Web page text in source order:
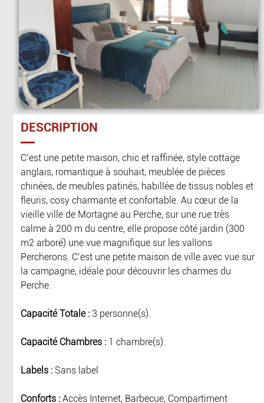
DESCRIPTION
C’est une petite maison, chic et raffinée, style cottage
anglais, romantique à souhait, meublée de pièces
chinées, de meubles patinés, habillée de tissus nobles et
fleuris, cosy charmante et confortable. Au cœur de la
vieille ville de Mortagne au Perche, sur une rue très
calme à 200 m du centre, elle propose côté jardin (300
m2 arboré) une vue magnifique sur les vallons
Percherons. C’est une petite maison de ville avec vue sur
la campagne, idéale pour découvrir les charmes du
Perche.
Capacité Totale : 3 personne(s).
Capacité Chambres : 1 chambre(s).
Labels :Sans label
Conforts :Accès Internet, Barbecue, Compartiment